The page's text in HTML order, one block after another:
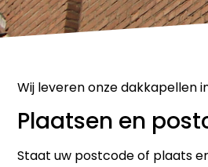
Wij leveren onze dakkapellen
Plaatsen en
Staat uw postcode of plaats